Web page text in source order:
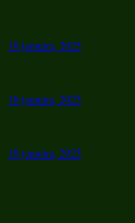
10 januára, 2025
10 januára, 2025
10 januára, 2025